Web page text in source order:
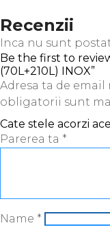
Recenzii
Inca nu sunt
Be the first to
(70L+210L) INOX”
Adresa ta de email
obligatorii sunt
Cate stele acorzi
Parerea ta *
Name *